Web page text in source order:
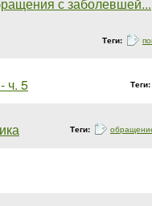
Теги:
ч. 5 Теги:
Теги: